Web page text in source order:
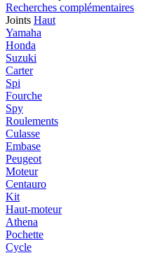
Recherches complémentaires
Joints Haut
Yamaha
Honda
Suzuki
Carter
Spi
Fourche
Spy
Roulements
Culasse
Embase
Peugeot
Moteur
Centauro
Kit
Haut-moteur
Athena
Pochette
Cycle